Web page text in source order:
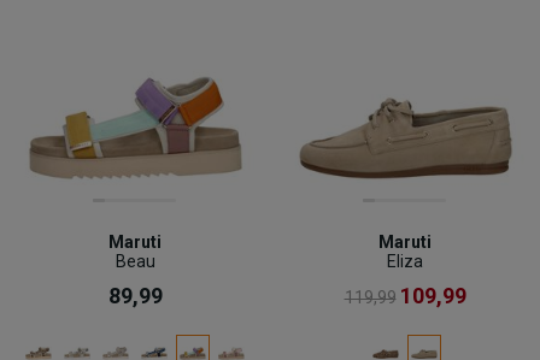
Maruti
Beau
89,99
Maruti
Eliza
119,99 109,99